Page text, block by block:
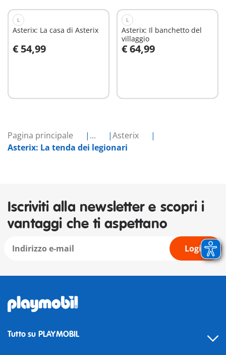
Pagina principale ...
Asterix
Asterix: La tenda dei legionari
L
Asterix: La casa di Asterix
€ 54,99
Aggiungi al carrello
L
Asterix: Il banchetto del
villaggio
€ 64,99
Aggiungi al carrello
Iscriviti alla newsletter e scopri i
vantaggi che ti aspettano
Login
Tutto su PLAYMOBIL